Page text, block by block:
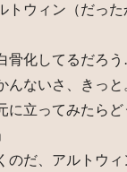
ウィン（だった
骨化してるだろ
んないさ、きっと
に立ってみたらど
のだ、アルトウィ